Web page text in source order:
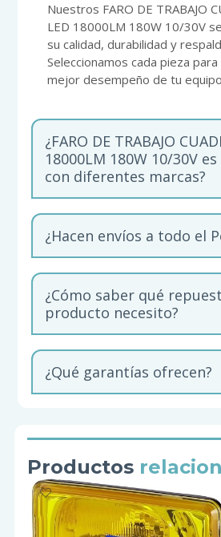
Nuestros FARO DE TRABAJO
LED 18000LM 180W 10/30V
su calidad, durabilidad y
Seleccionamos cada pieza
mejor desempeño de tu
¿FARO DE TRABAJO
18000LM 180W 10/30V
con diferentes marcas?
¿Hacen envíos a todo el
¿Cómo saber qué
producto necesito?
¿Qué garantías ofrecen?
Productos